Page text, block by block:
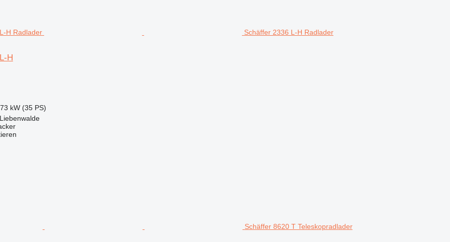
Schäffer 2336 L-H Radlader
H
kW (35 PS)
Schäffer 8620 T Teleskopradlader